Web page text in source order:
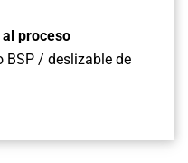
proceso
BSP / deslizable de